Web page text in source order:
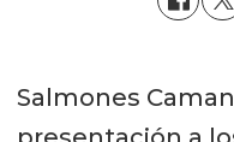
Salmones